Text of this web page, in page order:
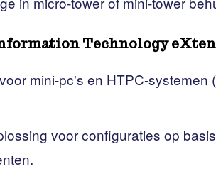
Technology
mini-pc's en HTPC-systemen
voor configuraties op